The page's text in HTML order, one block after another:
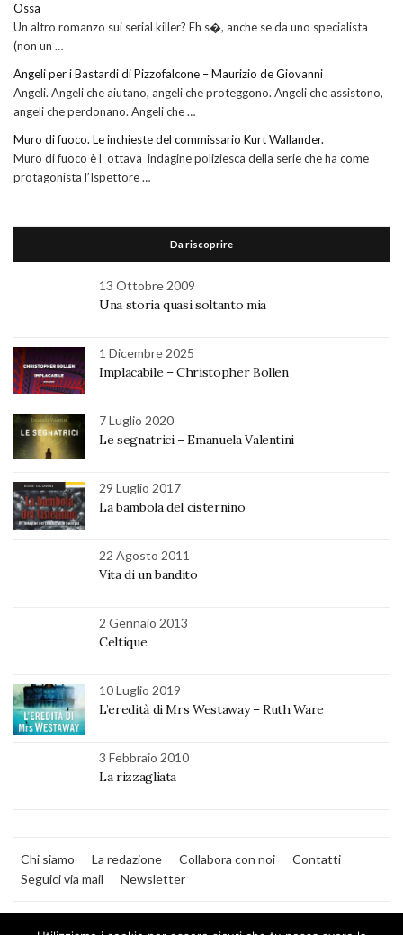
Ossa
Un altro romanzo sui serial killer? Eh s�, anche se da uno specialista
(non un …
Angeli per i Bastardi di Pizzofalcone – Maurizio de Giovanni
Angeli. Angeli che aiutano, angeli che proteggono. Angeli che assistono,
angeli che perdonano. Angeli che …
Muro di fuoco. Le inchieste del commissario Kurt Wallander.
Muro di fuoco è l’ ottava indagine poliziesca della serie che ha come
protagonista l’Ispettore …
Da riscoprire
13 Ottobre 2009
Una storia quasi soltanto mia
1 Dicembre 2025
Implacabile – Christopher Bollen
7 Luglio 2020
Le segnatrici – Emanuela Valentini
29 Luglio 2017
La bambola del cisternino
22 Agosto 2011
Vita di un bandito
2 Gennaio 2013
Celtique
10 Luglio 2019
L’eredità di Mrs Westaway – Ruth Ware
3 Febbraio 2010
La rizzagliata
Chi siamo La redazione Collabora con noi
Contatti
Seguici via mail
Newsletter